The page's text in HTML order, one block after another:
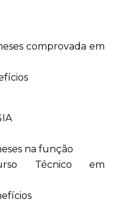
comprovada em
na função
Técnico em